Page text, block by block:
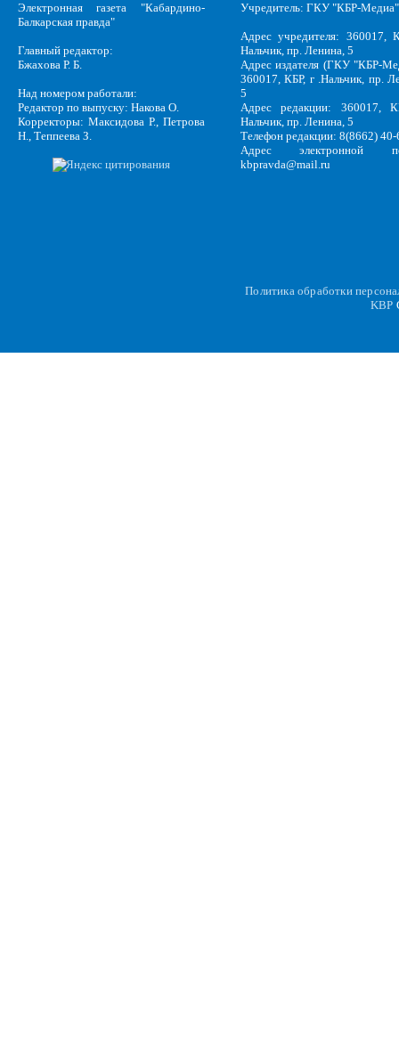
Электронная газета "Кабардино-
Балкарская правда"
Главный редактор:
Бжахова Р. Б.
Над номером работали:
Редактор по выпуску: Накова О.
Корректоры: Максидова Р., Петрова
Н., Теппеева З.
Учредитель: ГКУ "КБР-Медиа"
Адрес учредителя: 360017,
Нальчик, пр. Ленина, 5
Адрес издателя (ГКУ "КБР-
360017, КБР, г .Нальчик, пр.
5
Адрес редакции: 360017,
Нальчик, пр. Ленина, 5
Телефон редакции: 8(8662)
Адрес электронной
kbpravda@mail.ru
Политика обработки
KBP